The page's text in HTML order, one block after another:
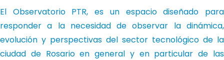
El Observatorio PTR, es un espacio diseñado para
responder a la necesidad de observar la dinámica,
evolución y perspectivas del sector tecnológico de la
ciudad de Rosario en general y en particular de las